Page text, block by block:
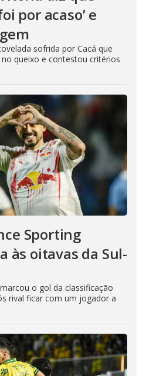
por acaso’ e
sofrida por Cacá que
queixo e contestou critérios
Sporting
às oitavas da Sul-
o gol da classificação
rival ficar com um jogador a